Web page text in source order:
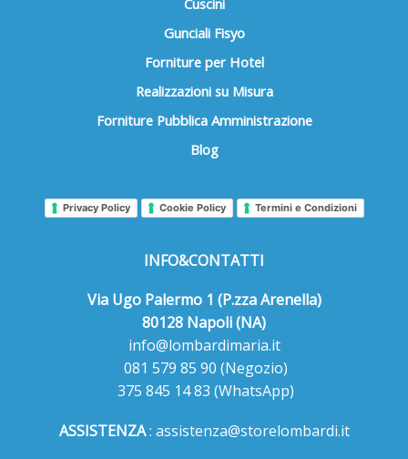
Gunciali Fisyo
Forniture per Hotel
Realizzazioni su Misura
Forniture Pubblica Amministrazione
Blog
Privacy Policy Cookie Policy Termini e Condizioni
INFO&CONTATTI
Via Ugo Palermo 1 (P.zza Arenella)
80128 Napoli (NA)
info@lombardimaria.it
081 579 85 90 (Negozio)
375 845 14 83 (WhatsApp)
ASSISTENZA: assistenza@storelombardi.it